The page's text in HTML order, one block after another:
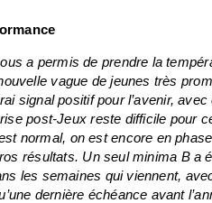
a permis de prendre la
vague de jeunes très
signal positif pour l’avenir,
post-Jeux reste difficile pour
normal, on est encore en
résultats. Un seul minima B a
les semaines qui viennent,
dernière échéance avant